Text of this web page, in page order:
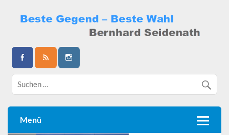
content
Bernhard Seidenath
Menü